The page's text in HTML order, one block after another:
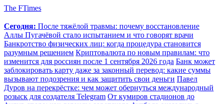
The FTimes
Сегодня: После тяжёлой травмы: почему восстановление
Аллы Пугачёвой стало испытанием и что говорят врачи
Банкротство физических лиц: когда процедура становится
разумным решением Криптовалюта по новым правилам: что
изменится для россиян после 1 сентября 2026 года Банк может
заблокировать карту даже за законный перевод: какие суммы
вызывают подозрения и как защитить свои деньги Павел
Дуров на перекрёстке: чем может обернуться международный
розыск для создателя Telegram От кумиров стадионов до